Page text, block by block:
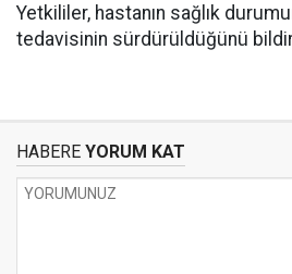
Yetkililer, hastanın sağlık
tedavisinin sürdürüldüğünü
HABERE YORUM KAT